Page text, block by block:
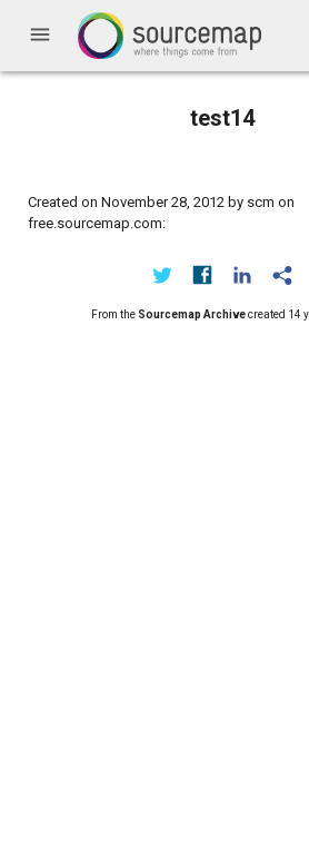
menu
test14
Created on November 28, 2012 by scm on
free.sourcemap.com:
From the Sourcemap Archivecreated 14